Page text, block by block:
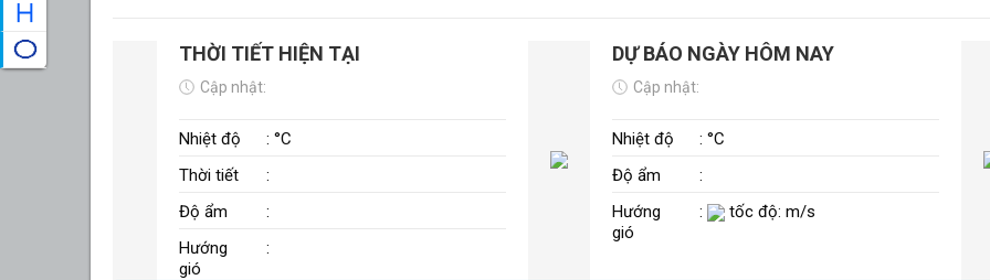
THỜI TIẾT HIỆN TẠI
Cập nhật:
Nhiệt độ
: °C
Thời tiết
:
Độ ẩm
:
Hướng
gió
:
DỰ BÁO NGÀY HÔM NAY
Cập nhật:
Nhiệt độ
: °C
Độ ẩm
:
Hướng
gió
: tốc độ: m/s